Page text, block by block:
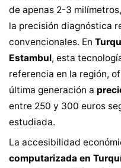
de apenas 2-3
la precisión diagnóstica
convencionales. En
Estambul, esta
referencia en la región,
última generación a
entre 250 y 300 euros
estudiada.
La accesibilidad
computarizada en